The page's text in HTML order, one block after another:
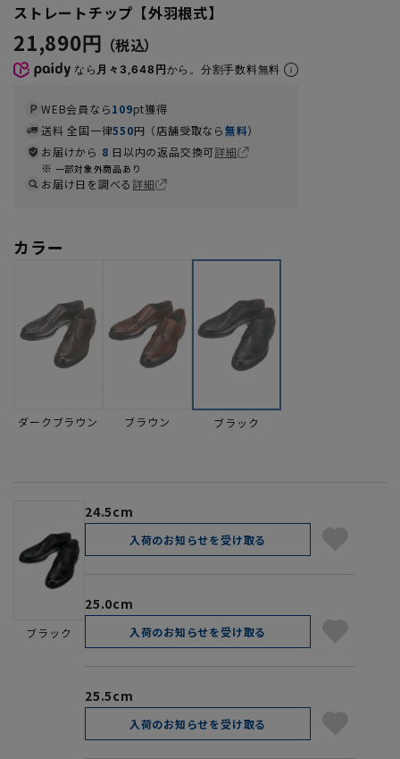
ストレートチップ【外羽根式】
21,890円
なら 月々3,648円から。分割手数料無料
WEB会員なら109pt獲得
送料 全国一律550円（店舗受取なら無料）
お届けから 8 日以内の返品交換可詳細
一部対象外商品あり
お届け日を調べる詳細
カラー
ダークブラウン ブラウン ブラック
ブラック
24.5cm
入荷のお知らせを受け取る
25.0cm
入荷のお知らせを受け取る
25.5cm
入荷のお知らせを受け取る